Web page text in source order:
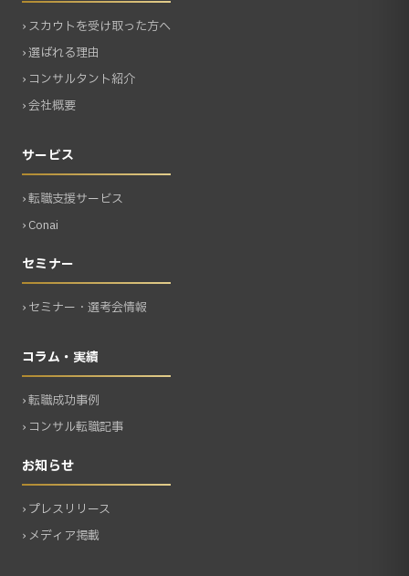
› スカウトを受け取った方へ
› 選ばれる理由
› コンサルタント紹介
› 会社概要
サービス
› 転職支援サービス
› Conai
セミナー
› セミナー・選考会情報
コラム・実績
› 転職成功事例
› コンサル転職記事
お知らせ
› プレスリリース
› メディア掲載